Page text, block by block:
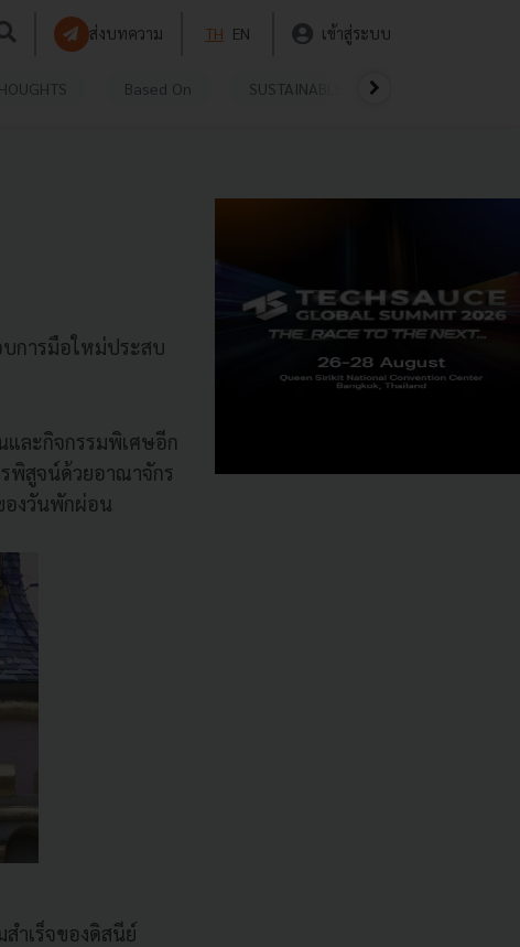
ส่งบทความ TH EN เข้าสู่ระบบ
Based On SUSTAINABLE
บการมือใหม่ประสบ
และกิจกรรมพิเศษอีก
พิสูจน์ด้วยอาณาจักร
องวันพักผ่อน
ำเร็จของดิสนีย์